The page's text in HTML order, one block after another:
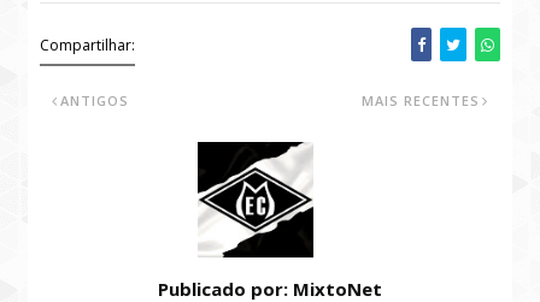
Compartilhar:
MAIS RECENTES
ANTIGOS
Publicado por: MixtoNet